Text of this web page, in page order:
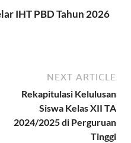
IHT PBD Tahun 2026
NEXT ARTICLE
Rekapitulasi Kelulusan
Siswa Kelas XII TA
2024/2025 di Perguruan
Tinggi